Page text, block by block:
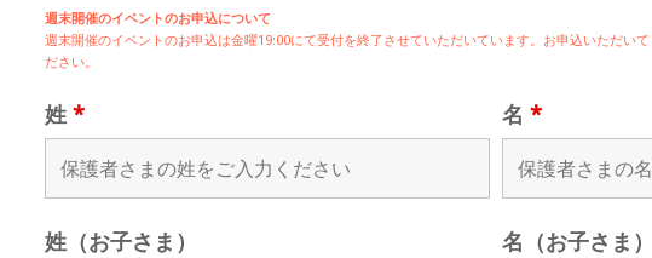
週末開催のイベントのお申込について
週末開催のイベントのお申込は金曜19:00にて受付を終了させていただいています。お申込いただい
ださい。
姓 * 名*
姓（お子さま） 名（お子さま）